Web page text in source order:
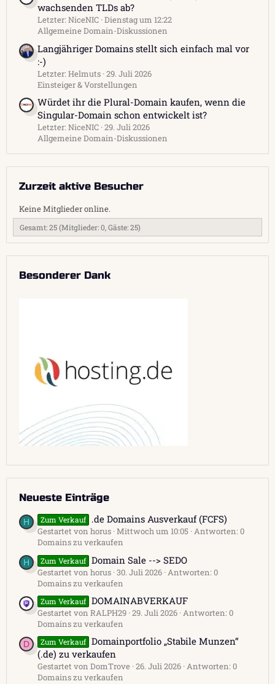
wachsenden TLDs ab?
Letzter: NiceNIC Dienstag um 12:22
Allgemeine Domain-Diskussionen
Langjähriger Domains stellt sich einfach mal vor
:-)
Letzter: Helmuts 29. Juli 2026
Einsteiger & Vorstellungen
Würdet ihr die Plural-Domain kaufen, wenn die
Singular-Domain schon entwickelt ist?
Letzter: NiceNIC 29. Juli 2026
Allgemeine Domain-Diskussionen
Zurzeit aktive Besucher
Keine Mitglieder online.
Gesamt: 25 (Mitglieder: 0, Gäste: 25)
Besonderer Dank
Neueste Einträge
H Zum Verkauf .de Domains Ausverkauf (FCFS)
Gestartet von horus Mittwoch um 10:05 Antworten: 0
Domains zu verkaufen
H Zum Verkauf Domain Sale --> SEDO
Gestartet von horus 30. Juli 2026 Antworten: 0
Domains zu verkaufen
Zum Verkauf DOMAINABVERKAUF
Gestartet von RALPH29 29. Juli 2026 Antworten: 0
Domains zu verkaufen
D Zum Verkauf Domainportfolio „Stabile Munzen“
(.de) zu verkaufen
Gestartet von DomTrove 26. Juli 2026 Antworten: 0
Domains zu verkaufen